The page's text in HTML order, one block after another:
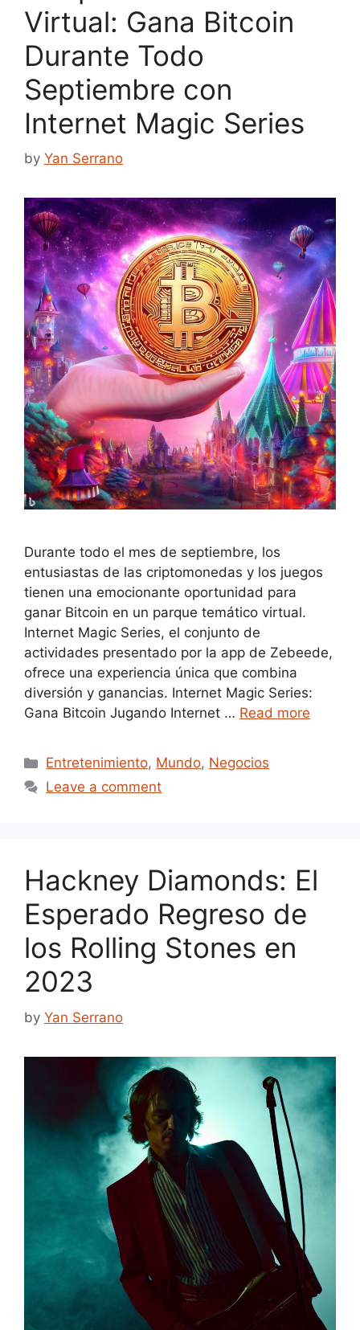
Virtual: Gana Bitcoin
Durante Todo
Septiembre con
Internet Magic Series
by Yan Serrano
Durante todo el mes de septiembre, los
entusiastas de las criptomonedas y los juegos
tienen una emocionante oportunidad para
ganar Bitcoin en un parque temático virtual.
Internet Magic Series, el conjunto de
actividades presentado por la app de Zebeede,
ofrece una experiencia única que combina
diversión y ganancias. Internet Magic Series:
Gana Bitcoin Jugando Internet … Read more
Categories
Entretenimiento, Mundo, Negocios
Leave a comment
Hackney Diamonds: El
Esperado Regreso de
los Rolling Stones en
2023
by Yan Serrano